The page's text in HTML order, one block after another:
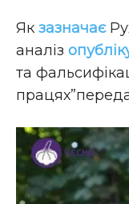
Як зазначає
аналіз
та